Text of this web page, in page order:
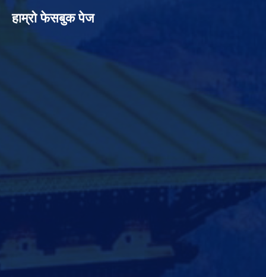
हाम्रो फेसबुक पेज